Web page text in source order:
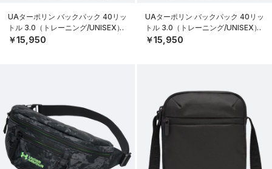
UAターポリン バックパック 40リッ
トル 3.0（トレーニング/UNISEX）
￥15,950
UAターポリン バックパック 40リッ
トル 3.0（トレーニング/UNISEX）
￥15,950